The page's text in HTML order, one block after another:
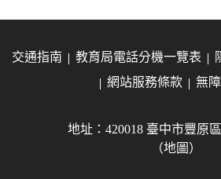
交通指南 教育局電話分機一覽表
網站服務條款
無
地址：420018 臺中市豐原
（地圖）